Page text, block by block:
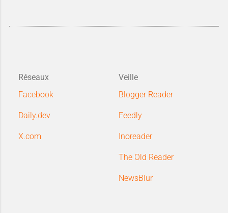
Réseaux
Facebook
Daily.dev
X.com
Veille
Blogger Reader
Feedly
Inoreader
The Old Reader
NewsBlur